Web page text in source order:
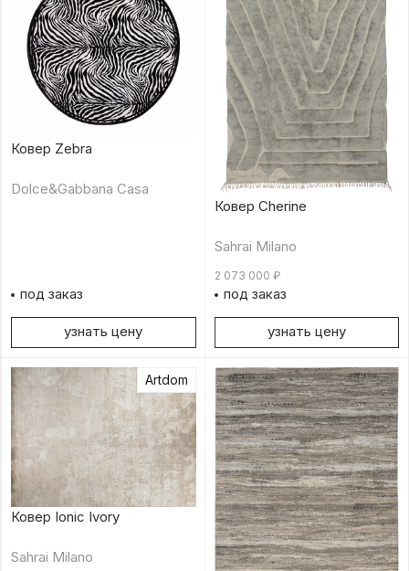
Ковер Zebra
Dolce&Gabbana Casa
под заказ
узнать цену
Ковер Cherine
Sahrai Milano
2 073 000 ₽
под заказ
узнать цену
Artdom
Ковер Ionic Ivory
Sahrai Milano